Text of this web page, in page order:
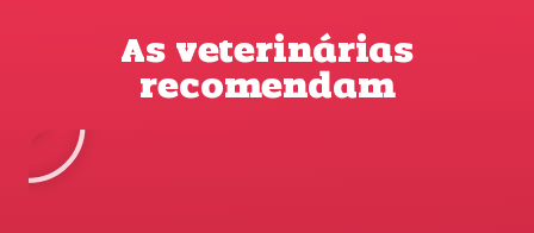
As veterinárias
recomendam